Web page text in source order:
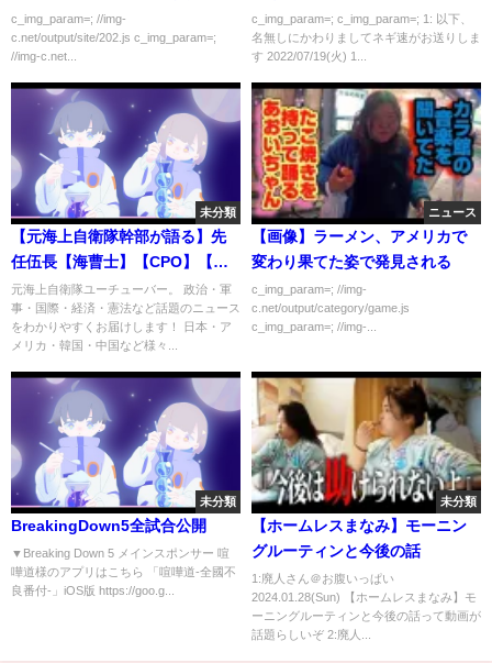
か～？」
c_img_param=; //img-
c.net/output/site/202.js c_img_param=;
//img-c.net...
c_img_param=; c_img_param=; 1: 以下、
名無しにかわりましてネギ速がお送りしま
す 2022/07/19(火) 1...
未分類
【元海上自衛隊幹部が語る】先
任伍長【海曹士】【CPO】【曹
長】
元海上自衛隊ユーチューバー。 政治・軍
事・国際・経済・憲法など話題のニュース
をわかりやすくお届けします！ 日本・ア
メリカ・韓国・中国など様々...
ニュース
【画像】ラーメン、アメリカで
変わり果てた姿で発見される
c_img_param=; //img-
c.net/output/category/game.js
c_img_param=; //img-...
未分類
BreakingDown5全試合公開
▼Breaking Down 5 メインスポンサー 喧
嘩道様のアプリはこちら 「喧嘩道-全國不
良番付-」iOS版 https://goo.g...
未分類
【ホームレスまなみ】モーニン
グルーティンと今後の話
1:廃人さん＠お腹いっぱい
2024.01.28(Sun) 【ホームレスまなみ】モ
ーニングルーティンと今後の話って動画が
話題らしいぞ 2:廃人...